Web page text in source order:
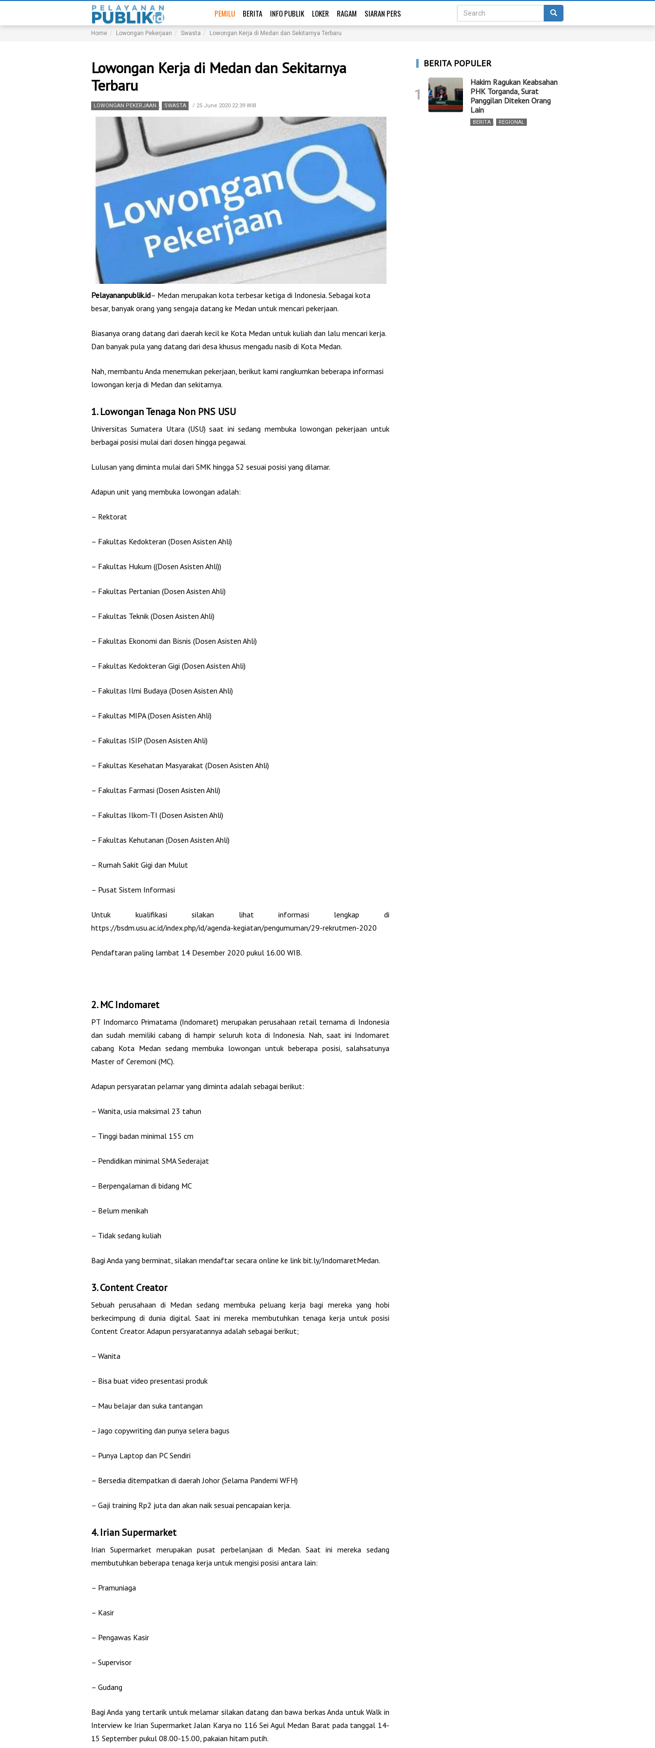
PEMILU BERITA INFO PUBLIK LOKER RAGAM SIARAN PERS
Home Lowongan Pekerjaan Swasta Lowongan Kerja di Medan dan Sekitarnya Terbaru
Lowongan Kerja di Medan dan Sekitarnya
Terbaru
LOWONGAN PEKERJAAN , SWASTA / 25 June 2020 22:39 WIB
Pelayananpublik.id– Medan merupakan kota terbesar ketiga di Indonesia. Sebagai kota
besar, banyak orang yang sengaja datang ke Medan untuk mencari pekerjaan.
Biasanya orang datang dari daerah kecil ke Kota Medan untuk kuliah dan lalu mencari kerja.
Dan banyak pula yang datang dari desa khusus mengadu nasib di Kota Medan.
Nah, membantu Anda menemukan pekerjaan, berikut kami rangkumkan beberapa informasi
lowongan kerja di Medan dan sekitarnya.
1.Lowongan Tenaga Non PNS USU
Universitas Sumatera Utara (USU) saat ini sedang membuka lowongan pekerjaan untuk
berbagai posisi mulai dari dosen hingga pegawai.
Lulusan yang diminta mulai dari SMK hingga S2 sesuai posisi yang dilamar.
Adapun unit yang membuka lowongan adalah:
– Rektorat
– Fakultas Kedokteran (Dosen Asisten Ahli)
– Fakultas Hukum ((Dosen Asisten Ahli))
– Fakultas Pertanian (Dosen Asisten Ahli)
– Fakultas Teknik (Dosen Asisten Ahli)
– Fakultas Ekonomi dan Bisnis (Dosen Asisten Ahli)
– Fakultas Kedokteran Gigi (Dosen Asisten Ahli)
– Fakultas Ilmi Budaya (Dosen Asisten Ahli)
– Fakultas MIPA (Dosen Asisten Ahli)
– Fakultas ISIP (Dosen Asisten Ahli)
– Fakultas Kesehatan Masyarakat (Dosen Asisten Ahli)
– Fakultas Farmasi (Dosen Asisten Ahli)
– Fakultas Ilkom-TI (Dosen Asisten Ahli)
– Fakultas Kehutanan (Dosen Asisten Ahli)
– Rumah Sakit Gigi dan Mulut
– Pusat Sistem Informasi
Untuk kualifikasi silakan lihat informasi lengkap di
https://bsdm.usu.ac.id/index.php/id/agenda-kegiatan/pengumuman/29-rekrutmen-2020
Pendaftaran paling lambat 14 Desember 2020 pukul 16.00 WIB.
2. MC Indomaret
PT Indomarco Primatama (Indomaret) merupakan perusahaan retail ternama di Indonesia
dan sudah memiliki cabang di hampir seluruh kota di Indonesia. Nah, saat ini Indomaret
cabang Kota Medan sedang membuka lowongan untuk beberapa posisi, salahsatunya
Master of Ceremoni (MC).
Adapun persyaratan pelamar yang diminta adalah sebagai berikut:
– Wanita, usia maksimal 23 tahun
– Tinggi badan minimal 155 cm
– Pendidikan minimal SMA Sederajat
– Berpengalaman di bidang MC
– Belum menikah
– Tidak sedang kuliah
Bagi Anda yang berminat, silakan mendaftar secara online ke link bit.ly/IndomaretMedan.
3. Content Creator
Sebuah perusahaan di Medan sedang membuka peluang kerja bagi mereka yang hobi
berkecimpung di dunia digital. Saat ini mereka membutuhkan tenaga kerja untuk posisi
Content Creator. Adapun persyaratannya adalah sebagai berikut;
– Wanita
– Bisa buat video presentasi produk
– Mau belajar dan suka tantangan
– Jago copywriting dan punya selera bagus
– Punya Laptop dan PC Sendiri
– Bersedia ditempatkan di daerah Johor (Selama Pandemi WFH)
– Gaji training Rp2 juta dan akan naik sesuai pencapaian kerja.
4. Irian Supermarket
Irian Supermarket merupakan pusat perbelanjaan di Medan. Saat ini mereka sedang
membutuhkan beberapa tenaga kerja untuk mengisi posisi antara lain:
– Pramuniaga
– Kasir
– Pengawas Kasir
– Supervisor
– Gudang
Bagi Anda yang tertarik untuk melamar silakan datang dan bawa berkas Anda untuk Walk in
Interview ke Irian Supermarket Jalan Karya no 116 Sei Agul Medan Barat pada tanggal 14-
15 September pukul 08.00-15.00, pakaian hitam putih.
BERITA POPULER
1
Hakim Ragukan Keabsahan
PHK Torganda, Surat
Panggilan Diteken Orang
Lain
BERITA , REGIONAL